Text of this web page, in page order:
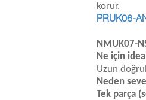
korur.
PRUK06-
NMUK07-
Ne için
Uzun
Neden
Tek parça